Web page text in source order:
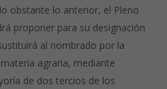
obstante lo anterior, el Pleno
proponer para su designación
al nombrado por la
agraria, mediante
de dos tercios de los